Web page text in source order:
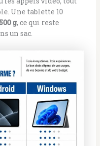
Une tablette 10
500 g, ce qui reste
un sac.